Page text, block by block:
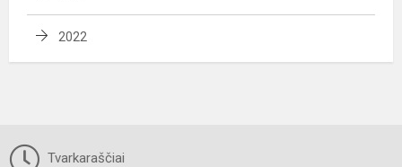
2022
Tvarkaraščiai